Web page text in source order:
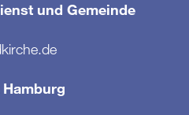
und Gemeinde